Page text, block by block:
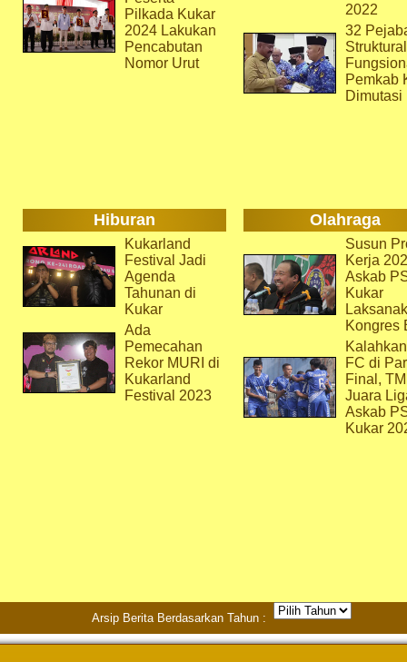
Pilkada Kukar
2024 Lakukan
Pencabutan
Nomor Urut
2022
32
Pemkab
Dimutasi
Hiburan Olahraga
Kukarland
Festival Jadi
Agenda
Tahunan di
Kukar
Ada
Pemecahan
Rekor MURI di
Kukarland
Festival 2023
Susun
Kerja
Askab
Kukar
Kongres
FC di
Final,
Juara
Askab
Kukar
Arsip Berita Berdasarkan Tahun :